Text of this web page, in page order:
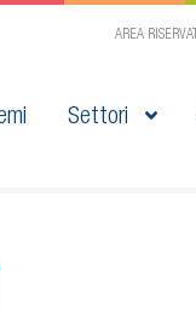
AREA
Settori